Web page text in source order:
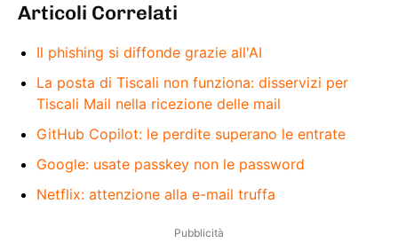
Articoli Correlati
Il phishing si diffonde grazie all'AI
La posta di Tiscali non funziona: disservizi per
Tiscali Mail nella ricezione delle mail
GitHub Copilot: le perdite superano le entrate
Google: usate passkey non le password
Netflix: attenzione alla e-mail truffa
Pubblicità